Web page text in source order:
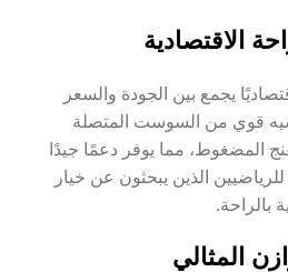
الاقتصادية
يجمع بين الجودة والسعر
قوي من السوست المتصلة
المضغوط، مما يوفر دعمًا جيدًا
الذين يبحثون عن خيار
بالراحة.
المثالي